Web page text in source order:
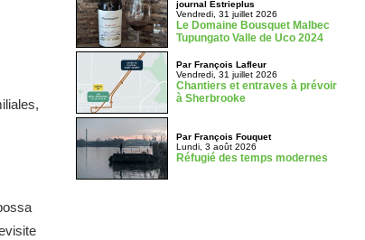
journal Estrieplus
Vendredi, 31 juillet 2026
Le Domaine Bousquet Malbec
Tupungato Valle de Uco 2024
Par François Lafleur
Vendredi, 31 juillet 2026
Chantiers et entraves à prévoir
à Sherbrooke
Par François Fouquet
Lundi, 3 août 2026
Réfugié des temps modernes